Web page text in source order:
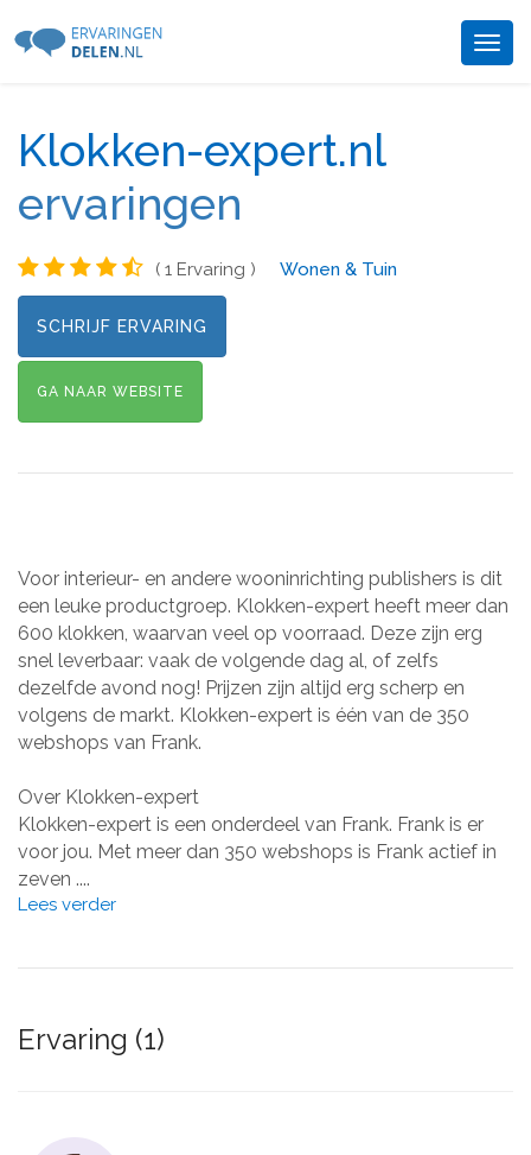
Klokken-expert.nl
ervaringen
( 1 Ervaring ) Wonen & Tuin
SCHRIJF ERVARING
GA NAAR WEBSITE
Voor interieur- en andere wooninrichting publishers is dit
een leuke productgroep. Klokken-expert heeft meer dan
600 klokken, waarvan veel op voorraad. Deze zijn erg
snel leverbaar: vaak de volgende dag al, of zelfs
dezelfde avond nog! Prijzen zijn altijd erg scherp en
volgens de markt. Klokken-expert is één van de 350
webshops van Frank.
Over Klokken-expert
Klokken-expert is een onderdeel van Frank. Frank is er
voor jou. Met meer dan 350 webshops is Frank actief in
zeven ....
Lees verder
Ervaring (1)